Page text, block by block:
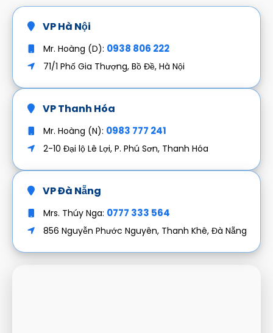
VP Hà Nội
Mr. Hoàng (D): 0938 806 222
71/1 Phố Gia Thượng, Bồ Đề, Hà Nội
VP Thanh Hóa
Mr. Hoàng (N): 0983 777 241
2-10 Đại lộ Lê Lợi, P. Phú Sơn, Thanh Hóa
VP Đà Nẵng
Mrs. Thúy Nga: 0777 333 564
856 Nguyễn Phước Nguyên, Thanh Khê, Đà Nẵng